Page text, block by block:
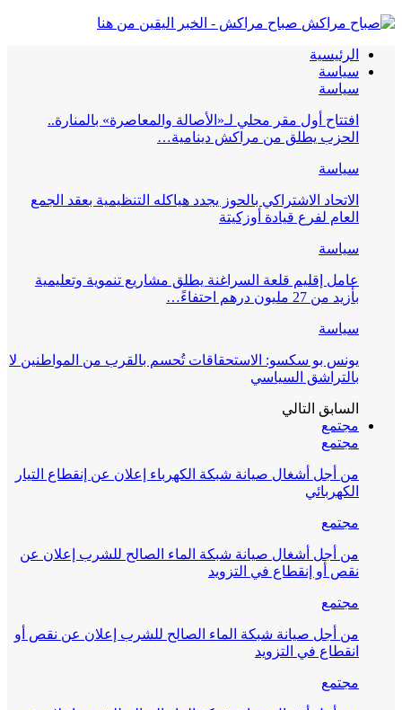
صباح مراكش - الخبر اليقين من هنا
الرئيسية
سياسة
سياسة
افتتاح أول مقر محلي لـ«الأصالة والمعاصرة» بالمنارة..
الحزب يطلق من مراكش دينامية…
سياسة
الاتحاد الاشتراكي بالحوز يجدد هياكله التنظيمية بعقد الجمع
العام لفرع قيادة أوزكيتة
سياسة
عامل إقليم قلعة السراغنة يطلق مشاريع تنموية وتعليمية
بأزيد من 27 مليون درهم احتفاءً…
سياسة
يونس بو سكسو: الاستحقاقات تُحسم بالقرب من المواطنين لا
بالتراشق السياسي
السابق التالي
مجتمع
مجتمع
من أجل أشغال صيانة شبكة الكهرباء إعلان عن إنقطاع التيار
الكهربائي
مجتمع
من أجل أشغال صيانة شبكة الماء الصالح للشرب إعلان عن
نقص أو إنقطاع في التزويد
مجتمع
من أجل صيانة شبكة الماء الصالح للشرب إعلان عن نقص أو
انقطاع في التزويد
مجتمع